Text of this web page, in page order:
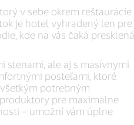
v sebe okrem reštaurácie
je hotel vyhradený len pre
kde na vás čaká presklená
stenami, ale aj s masívnymi
posteľami, ktoré
potrebným
pre maximálne
– umožní vám úplne